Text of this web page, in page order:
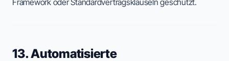
Framework oder Standardvertragsklauseln geschützt.
13. Automatisierte